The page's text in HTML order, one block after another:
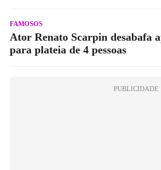
FAMOSOS
Ator Renato Scarpin desabafa
para plateia de 4 pessoas
PUBLICIDADE